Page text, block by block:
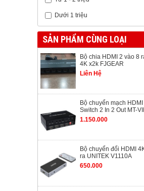
Dưới 1 triệu
SẢN PHẨM CÙNG LOẠI
Bộ chia HDMI 2 vào 8
4K x2k FJGEAR
Liên Hệ
Bộ chuyển mạch
Switch 2 In 2 Out MT-
1.150.000
Bộ chuyển đổi HDMI
ra UNITEK V1110A
650.000